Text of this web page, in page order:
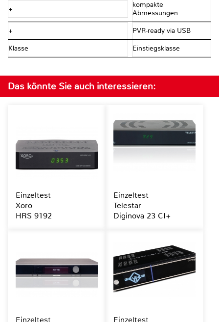
+
kompakte
Abmessungen
+ PVR-ready via USB
Klasse Einstiegsklasse
Das könnte Sie auch interessieren:
Einzeltest
Xoro
HRS 9192
Einzeltest
Telestar
Diginova 23 CI+
Einzeltest Einzeltest